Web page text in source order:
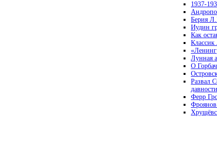
1937-
Берия
Иудин
Как
Лунная
О
Развал
давности
Ферр